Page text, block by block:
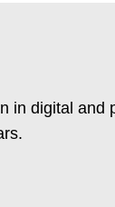
in digital